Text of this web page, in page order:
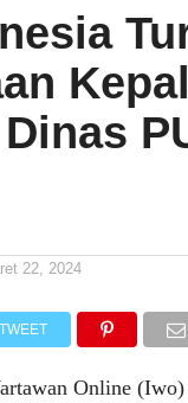
22, 2024
TWEET
Online